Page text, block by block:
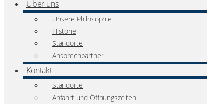
Über uns
Unsere Philosophie
Historie
Standorte
Ansprechpartner
Kontakt
Standorte
Anfahrt und Öffnungszeiten